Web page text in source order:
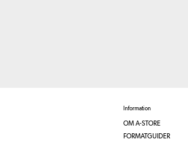
Information
OM A-STORE
FORMATGUIDER